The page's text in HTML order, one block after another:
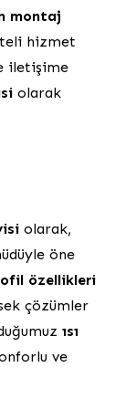
montaj
hizmet
iletişime
olarak
olarak,
öne
özellikleri
çözümler
ısı
ve